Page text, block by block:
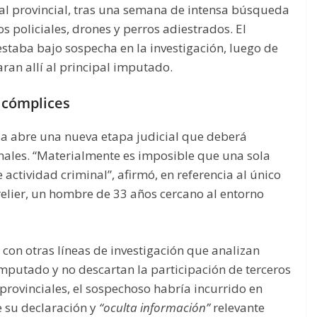
provincial, tras una semana de intensa búsqueda
policiales, drones y perros adiestrados. El
bajo sospecha en la investigación, luego de
allí al principal imputado.
abre una nueva etapa judicial que deberá
“Materialmente es imposible que una sola
criminal”, afirmó, en referencia al único
un hombre de 33 años cercano al entorno
otras líneas de investigación que analizan
y no descartan la participación de terceros
el sospechoso habría incurrido en
su declaración y “oculta información”relevante